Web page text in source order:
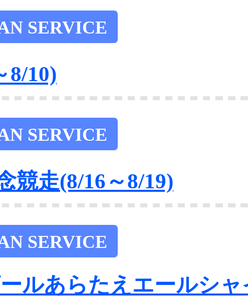
SERVICE
8/10)
SERVICE
競走(8/16～8/19)
SERVICE
ルあらたえエールシャ